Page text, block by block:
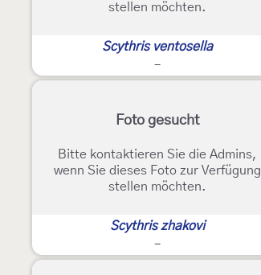
stellen möchten.
Scythris ventosella
-
Foto gesucht
Bitte kontaktieren Sie die Admins,
wenn Sie dieses Foto zur Verfügung
stellen möchten.
Scythris zhakovi
-